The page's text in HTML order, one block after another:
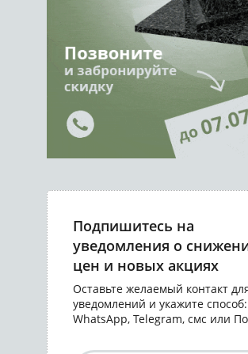
Подпишитесь на
уведомления о
цен и новых акциях
Оставьте желаемый контакт
уведомлений и укажите способ:
WhatsApp, Telegram, смс или